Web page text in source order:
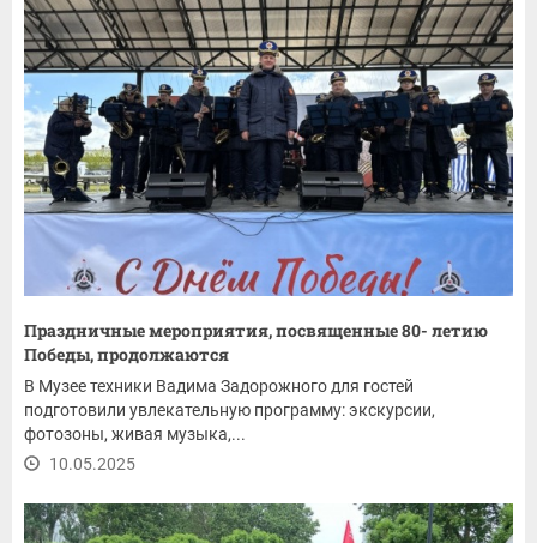
Праздничные мероприятия, посвященные 80- летию
Победы, продолжаются
В Музее техники Вадима Задорожного для гостей
подготовили увлекательную программу: экскурсии,
фотозоны, живая музыка,...
10.05.2025